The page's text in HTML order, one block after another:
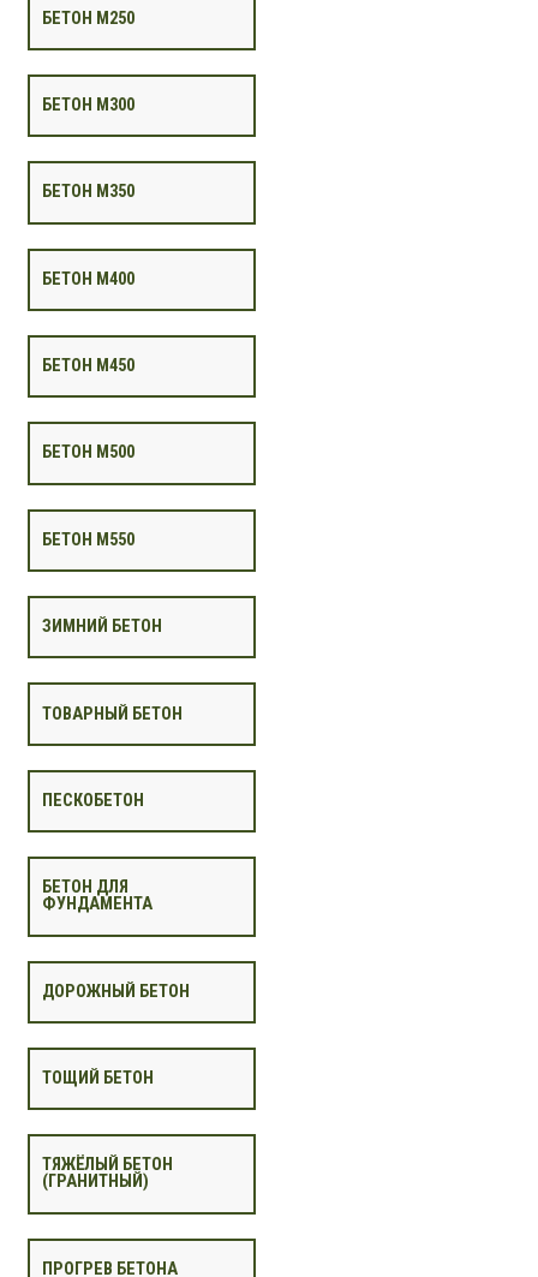
БЕТОН М250
БЕТОН М300
БЕТОН М350
БЕТОН М400
БЕТОН М450
БЕТОН М500
БЕТОН М550
ЗИМНИЙ БЕТОН
ТОВАРНЫЙ БЕТОН
ПЕСКОБЕТОН
БЕТОН ДЛЯ
ФУНДАМЕНТА
ДОРОЖНЫЙ БЕТОН
ТОЩИЙ БЕТОН
ТЯЖЁЛЫЙ БЕТОН
(ГРАНИТНЫЙ)
ПРОГРЕВ БЕТОНА